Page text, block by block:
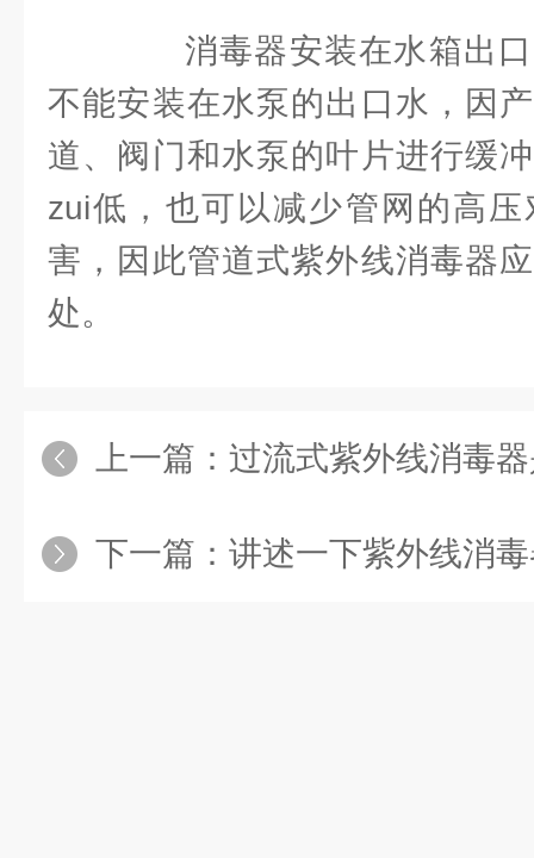
消毒器安装在水箱出口
不能安装在水泵的出口水，因
道、阀门和水泵的叶片进行缓
zui低，也可以减少管网的高
害，因此管道式紫外线消毒器
处。
上一篇： 过流式紫外线消毒器是
下一篇： 讲述一下紫外线消